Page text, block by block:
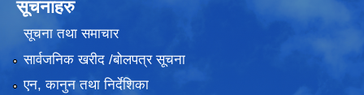
सूचनाहरु
सूचना तथा समाचार
सार्वजनिक खरीद /बोलपत्र सूचना
एन, कानुन तथा निर्देशिका